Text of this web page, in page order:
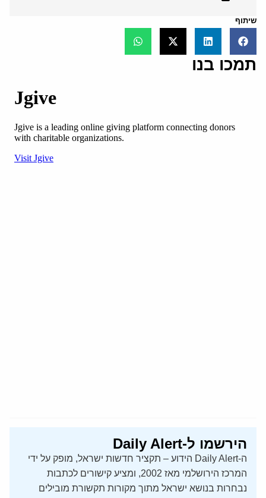
שיתוף
תמכו בנו
הירשמו ל-Daily Alert
ה-Daily Alert הידוע – תקציר חדשות ישראל, מופק על ידי
המרכז הירושלמי מאז 2002, ומציע קישורים לכתבות
נבחרות בנושא ישראל מתוך מקורות תקשורת מובילים